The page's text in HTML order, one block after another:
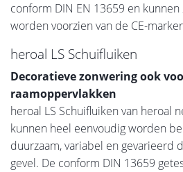
conform DIN EN 13659 en
worden voorzien van de CE-
heroal LS Schuifluiken
Decoratieve zonwering ook
raamoppervlakken
heroal LS Schuifluiken van heroal
kunnen heel eenvoudig worden
duurzaam, variabel en gevarieerd
gevel. De conform DIN 13659